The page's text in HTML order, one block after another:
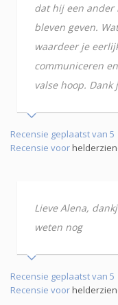
dat hij een ander
bleven geven.
waardeer je
communiceren
valse hoop. Dank
Recensie geplaatst van 5
Recensie voor
Lieve Alena,
weten nog
Recensie geplaatst van 5
Recensie voor